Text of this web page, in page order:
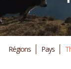
Régions Pays